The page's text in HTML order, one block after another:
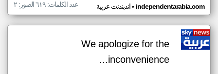
اندبندنت عربية• independentarabia.com عدد الكلمات: ٦١٩ الصور: ٢
We apologize for the
inconvenience...